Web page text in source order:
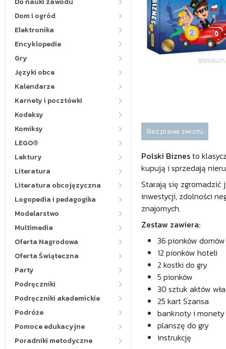
Dom i ogród
Elektronika
Encyklopedie
Gry
Języki obce
Kalendarze
Karnety i pocztówki
Kodeksy
Komiksy
LEGO®
Lektury
Literatura
Literatura obcojęzyczna
Logopedia i pedagogika
Modelarstwo
Multimedia
Oferta Nagrodowa
Oferta Świąteczna
Party
Podręczniki
Podręczniki akademickie
Podróże
Pomoce edukacyjne
Poradniki metodyczne
Bez prawa zwrotu
Polski Biznesto
kupują i sprzedają
Starają się zgromadzić
inwestycji, zdolności
znajomych.
Zestaw zawiera:
36 pionków domów
12 pionków hoteli
2 kostki do gry
5 pionków
30 sztuk aktów
25 kart Szansa
banknoty i monety
planszę do gry
instrukcję